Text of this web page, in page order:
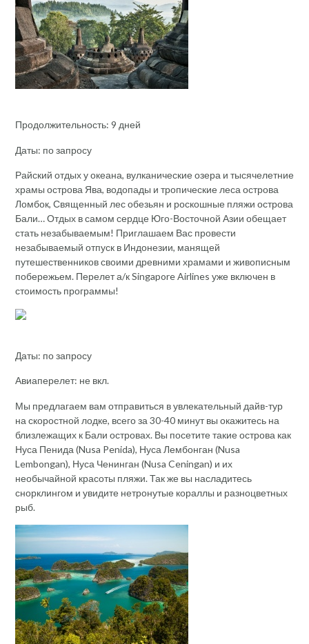
Продолжительность: 9 дней
Даты: по запросу
Райский отдых у океана, вулканические озера и тысячелетние
храмы острова Ява, водопады и тропические леса острова
Ломбок, Священный лес обезьян и роскошные пляжи острова
Бали… Отдых в самом сердце Юго-Восточной Азии обещает
стать незабываемым! Приглашаем Вас провести
незабываемый отпуск в Индонезии, манящей
путешественников своими древними храмами и живописным
побережьем. Перелет а/к Singapore Airlines уже включен в
стоимость программы!
Даты: по запросу
Авиаперелет: не вкл.
Мы предлагаем вам отправиться в увлекательный дайв-тур
на скоростной лодке, всего за 30-40 минут вы окажитесь на
близлежащих к Бали островах. Вы посетите такие острова как
Нуса Пенида (Nusa Penida), Нуса Лембонган (Nusa
Lembongan), Нуса Ченинган (Nusa Ceningan) и их
необычайной красоты пляжи. Так же вы насладитесь
снорклингом и увидите нетронутые кораллы и разноцветных
рыб.